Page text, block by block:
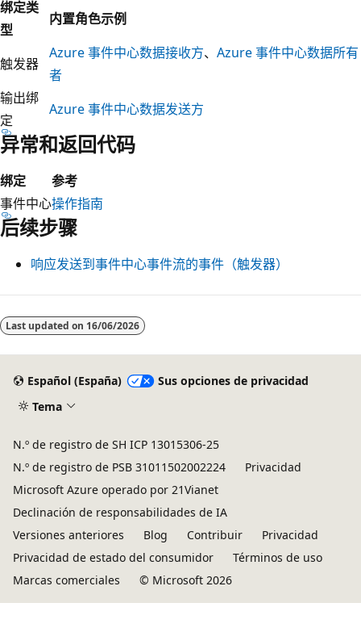
绑定类
型
内置角色示例
触发器
Azure 事件中心数据接收方、 Azure 事件中心数据所有
者
输出绑
定
Azure 事件中心数据发送方
异常和返回代码
绑定
参考
事件中心操作指南
后续步骤
响应发送到事件中心事件流的事件（触发器）
Last updated on 16/06/2026
Español (España)
Sus opciones de privacidad
Tema
N.º de registro de SH ICP 13015306-25
N.º de registro de PSB 31011502002224
Privacidad
Microsoft Azure operado por 21Vianet
Declinación de responsabilidades de IA
Versiones anteriores
Blog Contribuir
Privacidad
Privacidad de estado del consumidor
Términos de uso
Marcas comerciales
© Microsoft 2026